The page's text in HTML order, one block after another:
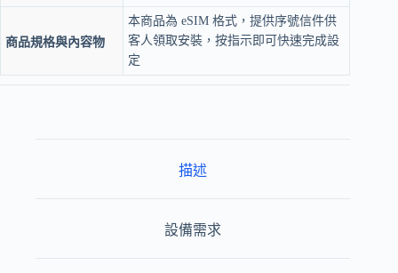
商品規格與內容物
本商品為 eSIM 格式，提供序號信件供
客人領取安裝，按指示即可快速完成設
定
描述
設備需求